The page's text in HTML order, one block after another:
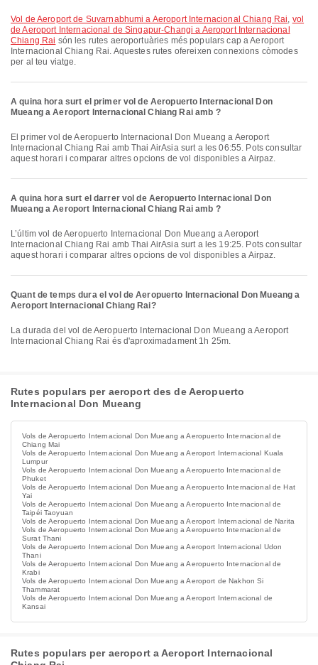
vol de Aeroport de Suvarnabhumi a Aeroport Internacional Chiang Rai, vol
de Aeroport Internacional de Singapur-Changi a Aeroport Internacional
Chiang Rai són les rutes aeroportuàries més populars cap a Aeroport
Internacional Chiang Rai. Aquestes rutes ofereixen connexions còmodes
per al teu viatge.
A quina hora surt el primer vol de Aeropuerto Internacional Don
Mueang a Aeroport Internacional Chiang Rai amb ?
El primer vol de Aeropuerto Internacional Don Mueang a Aeroport
Internacional Chiang Rai amb Thai AirAsia surt a les 06:55. Pots consultar
aquest horari i comparar altres opcions de vol disponibles a Airpaz.
A quina hora surt el darrer vol de Aeropuerto Internacional Don
Mueang a Aeroport Internacional Chiang Rai amb ?
L’últim vol de Aeropuerto Internacional Don Mueang a Aeroport
Internacional Chiang Rai amb Thai AirAsia surt a les 19:25. Pots consultar
aquest horari i comparar altres opcions de vol disponibles a Airpaz.
Quant de temps dura el vol de Aeropuerto Internacional Don Mueang a
Aeroport Internacional Chiang Rai?
La durada del vol de Aeropuerto Internacional Don Mueang a Aeroport
Internacional Chiang Rai és d'aproximadament 1h 25m.
Rutes populars per aeroport des de Aeropuerto
Internacional Don Mueang
Vols de Aeropuerto Internacional Don Mueang a Aeropuerto Internacional de
Chiang Mai
Vols de Aeropuerto Internacional Don Mueang a Aeroport Internacional Kuala
Lumpur
Vols de Aeropuerto Internacional Don Mueang a Aeropuerto Internacional de
Phuket
Vols de Aeropuerto Internacional Don Mueang a Aeropuerto Internacional de Hat
Yai
Vols de Aeropuerto Internacional Don Mueang a Aeropuerto Internacional de
Taipéi Taoyuan
Vols de Aeropuerto Internacional Don Mueang a Aeroport Internacional de Narita
Vols de Aeropuerto Internacional Don Mueang a Aeropuerto Internacional de
Surat Thani
Vols de Aeropuerto Internacional Don Mueang a Aeroport Internacional Udon
Thani
Vols de Aeropuerto Internacional Don Mueang a Aeropuerto Internacional de
Krabi
Vols de Aeropuerto Internacional Don Mueang a Aeroport de Nakhon Si
Thammarat
Vols de Aeropuerto Internacional Don Mueang a Aeroport Internacional de
Kansai
Rutes populars per aeroport a Aeroport Internacional